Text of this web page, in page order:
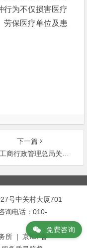
行为不仅损害医疗
劳保医疗单位及患
下一篇
局关于非营利性医疗机构是否属于《反不正当竞争法》规范主体问题的答复
号中关村大厦701
询电话：010-
所 | 京ICP备
免费咨询